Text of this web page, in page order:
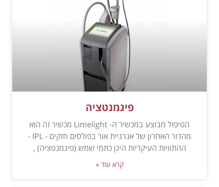
פיגמנטציה
הטיפול מבוצע במכשיר ה- Limelight מכשיר זה הוא
מהדור האחרון של אנרגיית אור בפולסים חזקים - IPL -
ההתוויות העיקריות הינן כתמי שמש (פיגמנטציה) ,
קרא עוד »